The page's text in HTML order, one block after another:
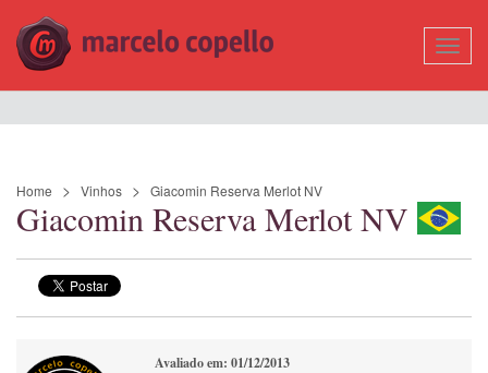
Home Vinhos Giacomin Reserva Merlot NV
Giacomin Reserva Merlot NV
Avaliado em: 01/12/2013